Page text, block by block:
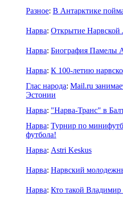
Разное: В Антарктике
Нарва: Открытие
Нарва: Биография Памелы
Нарва: К 100-летию
Глас народа: Mail.ru
Эстонии
Нарва: "Нарва-Транс" в
Нарва: Турнир по
футбола!
Нарва: Astri Keskus
Нарва: Нарвский
Нарва: Кто такой Владимир